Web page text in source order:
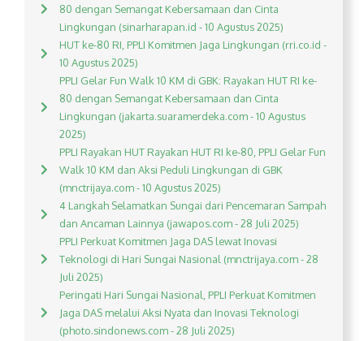
80 dengan Semangat Kebersamaan dan Cinta
Lingkungan (sinarharapan.id - 10 Agustus 2025)
HUT ke-80 RI, PPLI Komitmen Jaga Lingkungan (rri.co.id -
10 Agustus 2025)
PPLI Gelar Fun Walk 10 KM di GBK: Rayakan HUT RI ke-
80 dengan Semangat Kebersamaan dan Cinta
Lingkungan (jakarta.suaramerdeka.com - 10 Agustus
2025)
PPLI Rayakan HUT Rayakan HUT RI ke-80, PPLI Gelar Fun
Walk 10 KM dan Aksi Peduli Lingkungan di GBK
(mnctrijaya.com - 10 Agustus 2025)
4 Langkah Selamatkan Sungai dari Pencemaran Sampah
dan Ancaman Lainnya (jawapos.com - 28 Juli 2025)
PPLI Perkuat Komitmen Jaga DAS lewat Inovasi
Teknologi di Hari Sungai Nasional (mnctrijaya.com - 28
Juli 2025)
Peringati Hari Sungai Nasional, PPLI Perkuat Komitmen
Jaga DAS melalui Aksi Nyata dan Inovasi Teknologi
(photo.sindonews.com - 28 Juli 2025)